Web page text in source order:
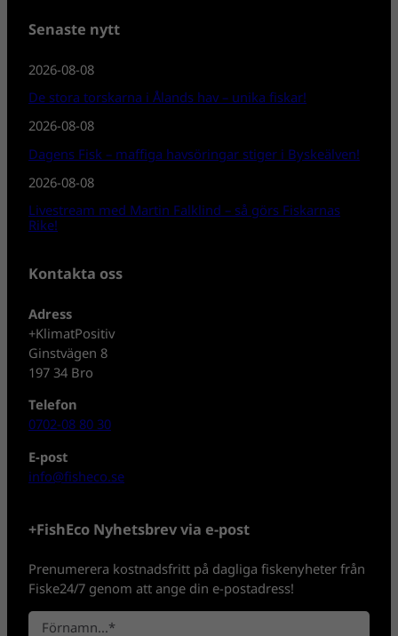
Senaste nytt
2026-08-08
De stora torskarna i Ålands hav – unika fiskar!
2026-08-08
Dagens Fisk – maffiga havsöringar stiger i Byskeälven!
2026-08-08
Livestream med Martin Falklind – så görs Fiskarnas
Rike!
Kontakta oss
Adress
+KlimatPositiv
Ginstvägen 8
197 34 Bro
Telefon
0702-08 80 30
E-post
info@fisheco.se
+FishEco Nyhetsbrev via e-post
Prenumerera kostnadsfritt på dagliga fiskenyheter från
Fiske24/7 genom att ange din e-postadress!
N